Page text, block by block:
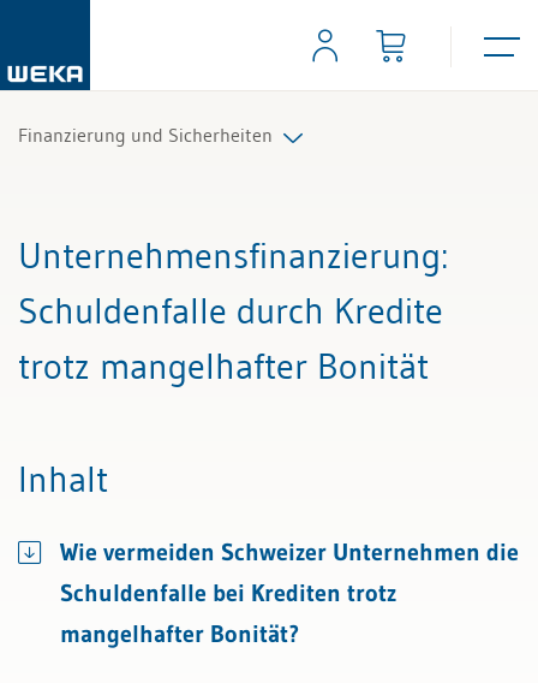
Finanzierung und Sicherheiten
Alle Fachexperten
Unternehmensfinanzierung:
Schuldenfalle durch Kredite
trotz mangelhafter Bonität
Inhalt
Wie vermeiden Schweizer Unternehmen die
Schuldenfalle bei Krediten trotz
mangelhafter Bonität?